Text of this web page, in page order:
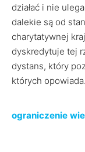
działać i nie
dalekie są od
charytatywnej
dyskredytuje tej
dystans, który
których opowiada.
ograniczenie